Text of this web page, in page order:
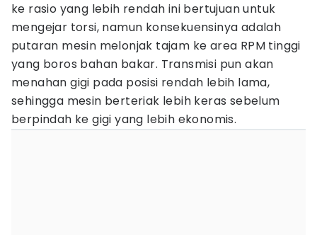
ke rasio yang lebih rendah ini bertujuan untuk
mengejar torsi, namun konsekuensinya adalah
putaran mesin melonjak tajam ke area RPM tinggi
yang boros bahan bakar. Transmisi pun akan
menahan gigi pada posisi rendah lebih lama,
sehingga mesin berteriak lebih keras sebelum
berpindah ke gigi yang lebih ekonomis.